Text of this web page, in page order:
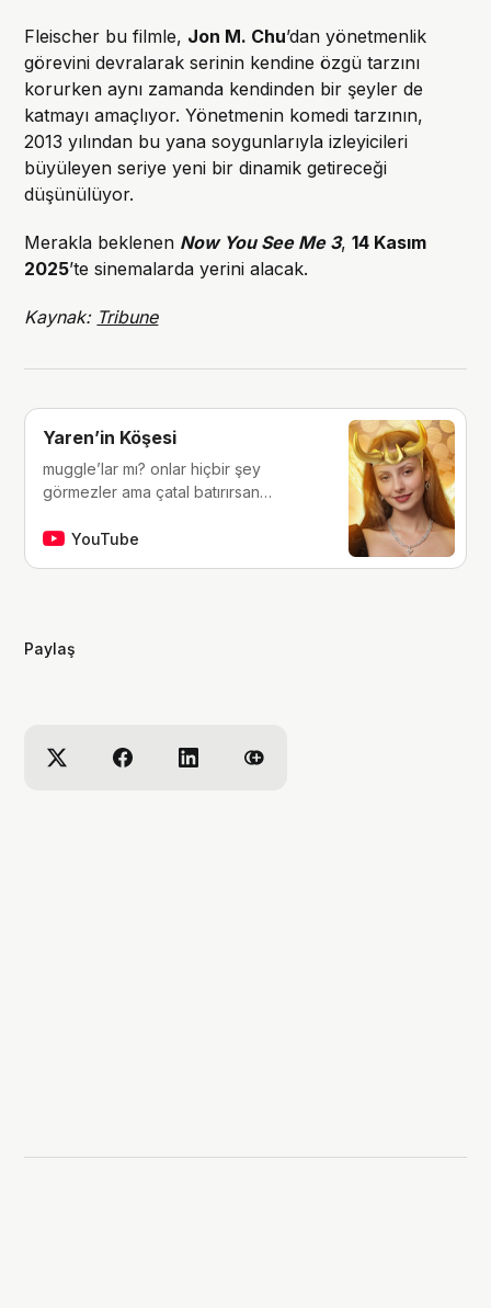
Fleischer bu filmle, Jon M. Chu’dan yönetmenlik
görevini devralarak serinin kendine özgü tarzını
korurken aynı zamanda kendinden bir şeyler de
katmayı amaçlıyor. Yönetmenin komedi tarzının,
2013 yılından bu yana soygunlarıyla izleyicileri
büyüleyen seriye yeni bir dinamik getireceği
düşünülüyor.
Merakla beklenen Now You See Me 3,14 Kasım
2025’te sinemalarda yerini alacak.
Kaynak: Tribune
Yaren’in Köşesi
muggle’lar mı? onlar hiçbir şey
görmezler ama çatal batırırsan
çocukluğumdan beri tutkunu olduğum
de bana eşlik etmek isterseniz,
YouTube
Paylaş